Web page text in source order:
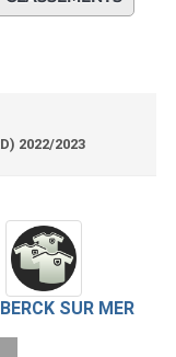
2022/2023
SUR MER